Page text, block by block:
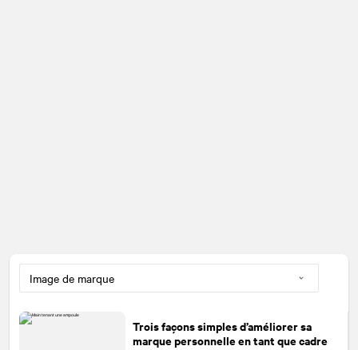
Trois façons simples d’améliorer sa
marque personnelle en tant que cadre